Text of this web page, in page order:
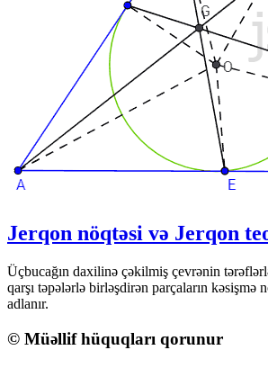
Jerqon nöqtəsi və Jerqon
Üçbucağın daxilinə çəkilmiş çevrənin
qarşı təpələrlə birləşdirən parçaların kəsişmə
adlanır.
© Müəllif hüquqları qorunur